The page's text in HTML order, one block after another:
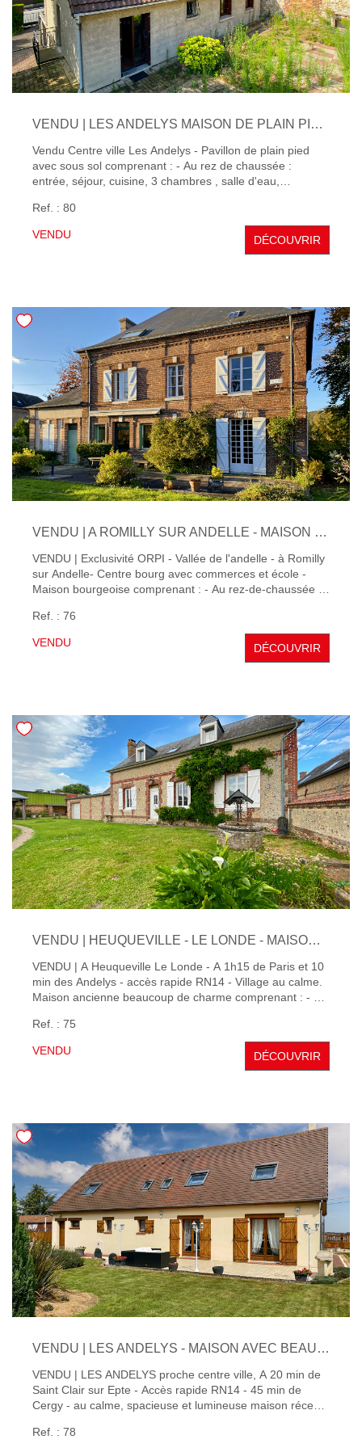
VENDU | LES ANDELYS MAISON DE PLAIN PIED 3 CHAMBRES
Vendu Centre ville Les Andelys - Pavillon de plain pied
avec sous sol comprenant : - Au rez de chaussée :
entrée, séjour, cuisine, 3 chambres , salle d'eau,
Ref. : 80
VENDU DÉCOUVRIR
VENDU | A ROMILLY SUR ANDELLE - MAISON BOURGEOISE AVEC 5 CHAMBRES - BEAUX VOLUMES
VENDU | Exclusivité ORPI - Vallée de l'andelle - à Romilly
sur Andelle- Centre bourg avec commerces et école -
Maison bourgeoise comprenant : - Au rez-de-chaussée :
manger, un salon avec cheminée, un grand cellier. - Au
premier étage : 4 chambres, une salle de douche. - Au
deuxième étage : une chambre. Grenier Terrain arboré et
paysager sur lequel se trouve un double garage et un
Ref. : 76
VENDU DÉCOUVRIR
VENDU | HEUQUEVILLE - LE LONDE - MAISON ANCIENNE - 3 CHAMBRES
VENDU | A Heuqueville Le Londe - A 1h15 de Paris et 10
min des Andelys - accès rapide RN14 - Village au calme.
Maison ancienne beaucoup de charme comprenant : - Au
cheminée, cuisine aménagée, salle d'eau. - A l'étage :
chaleur récente. Garage et carport. Terrain clos et arboré
Ref. : 75
VENDU DÉCOUVRIR
VENDU | LES ANDELYS - MAISON AVEC BEAUX VOLUMES - 180 M² - 6 CHAMBRES
VENDU | LES ANDELYS proche centre ville, A 20 min de
Saint Clair sur Epte - Accès rapide RN14 - 45 min de
Cergy - au calme, spacieuse et lumineuse maison récente
avec cheminée insert, cuisine aménagée et équipée, une
Ref. : 78